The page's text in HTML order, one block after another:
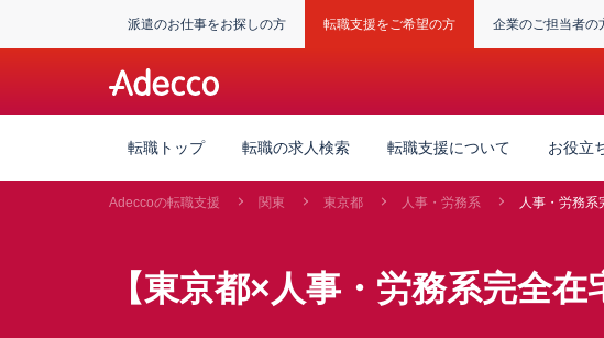
派遣のお仕事をお探しの方 転職支援をご希望の方 企業のご担当者の
転職トップ 転職の求人検索 転職支援について お役立
Adeccoの転職支援 関東 東京都 人事・労務系 人事・労務系
【東京都×人事・労務系完全